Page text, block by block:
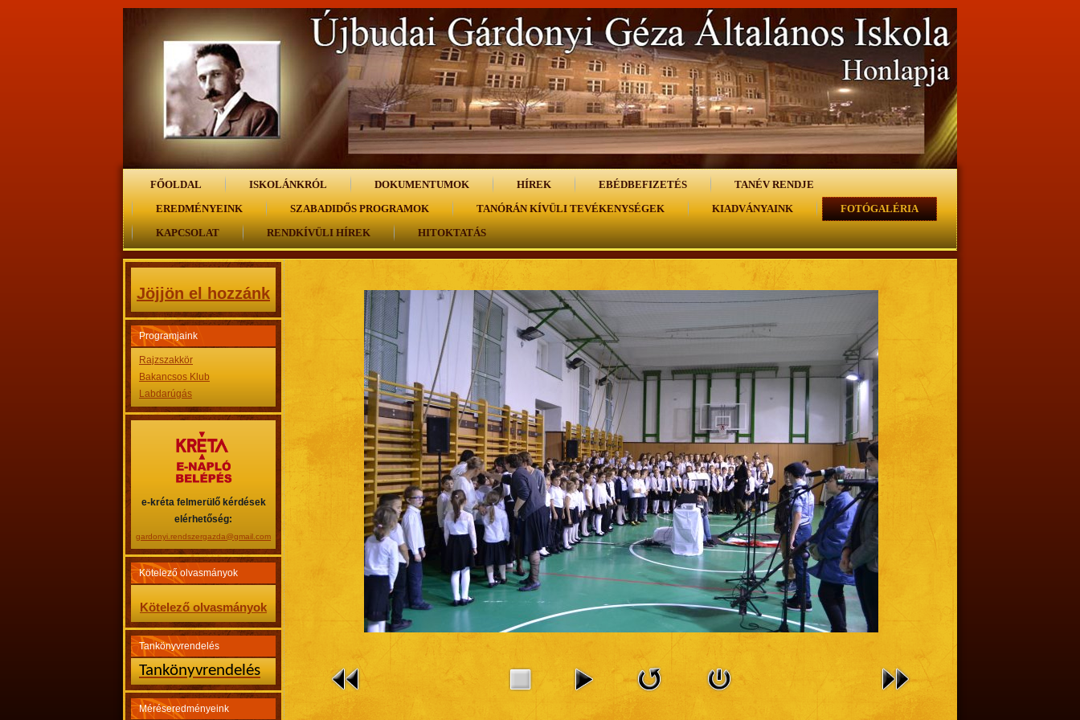
FŐOLDAL ISKOLÁNKRÓL DOKUMENTUMOK HÍREK EBÉDBEFIZETÉS
TANÉV RENDJE
EREDMÉNYEINK
SZABADIDŐS PROGRAMOK TANÓRÁN KÍVÜLI TEVÉKENYSÉGEK KIADVÁNYAINK
FOTÓGALÉRIA
KAPCSOLAT
RENDKÍVÜLI HÍREK HITOKTATÁS
Jöjjön el hozzánk
Programjaink
Rajzszakkör
Bakancsos Klub
Labdarúgás
e-kréta felmerülő kérdések
elérhetőség:
gardonyi.rendszergazda@gmail.com
Kötelező olvasmányok
Kötelező olvasmányok
Tankönyvrendelés
Tankönyvrendelés
Méréseredményeink